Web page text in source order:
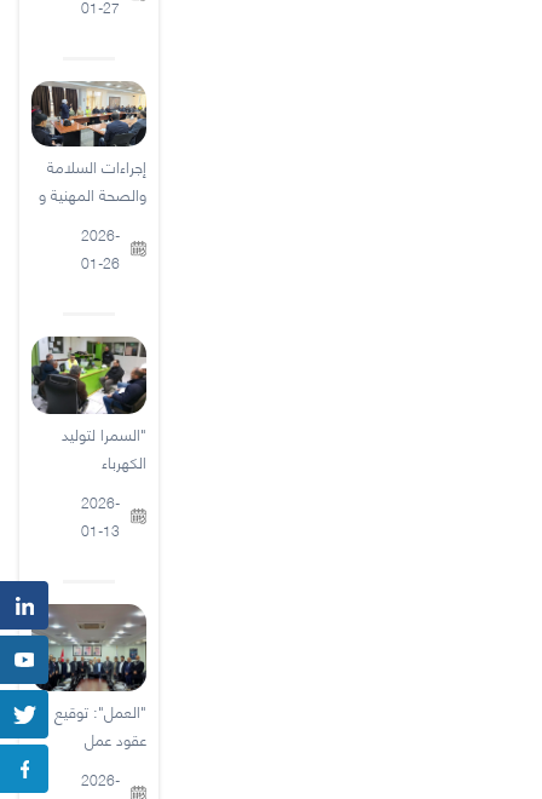
01-27
إجراءات السلامة
والصحة المهنية و
2026-
01-26
"السمرا لتوليد
الكهرباء
2026-
01-13
"العمل": توقيع
عقود عمل
2026-